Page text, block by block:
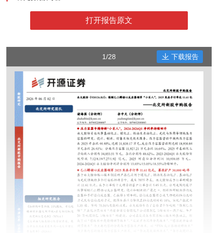
打开报告原文
1/28 下载报告